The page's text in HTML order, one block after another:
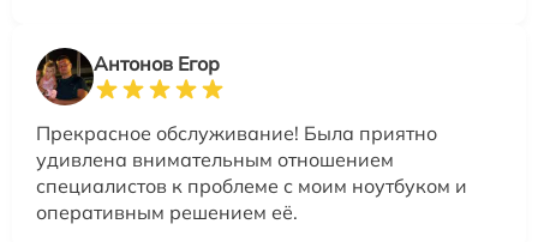
Антонов Егор
Прекрасное обслуживание! Была приятно
удивлена внимательным отношением
специалистов к проблеме с моим ноутбуком и
оперативным решением её.